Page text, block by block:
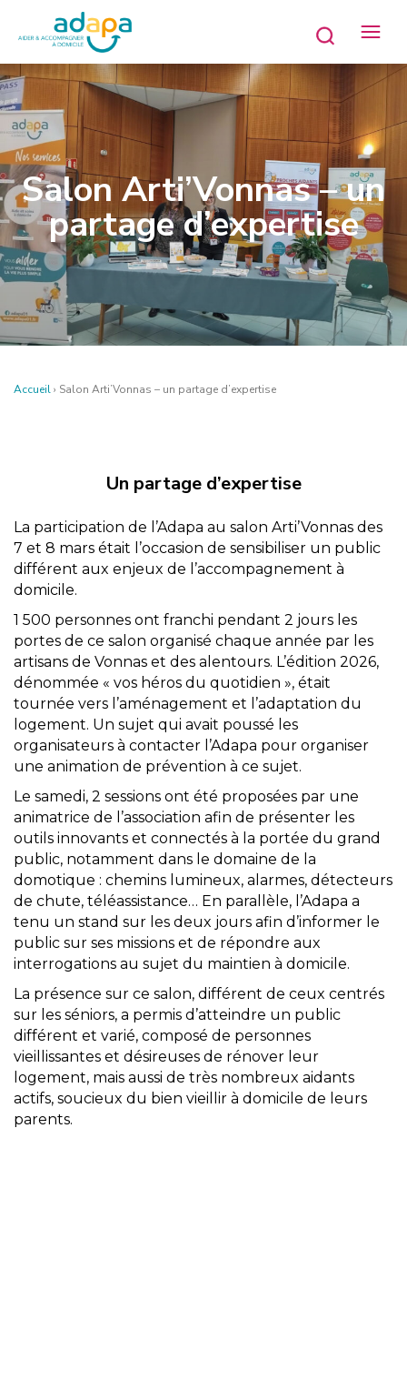
Salon Arti’Vonnas – un
partage d’expertise
Accueil› Salon Arti’Vonnas – un partage d’expertise
Un partage d’expertise
La participation de l’Adapa au salon Arti’Vonnas des
7 et 8 mars était l’occasion de sensibiliser un public
différent aux enjeux de l’accompagnement à
domicile.
1 500 personnes ont franchi pendant 2 jours les
portes de ce salon organisé chaque année par les
artisans de Vonnas et des alentours. L’édition 2026,
dénommée « vos héros du quotidien », était
tournée vers l’aménagement et l’adaptation du
logement. Un sujet qui avait poussé les
organisateurs à contacter l’Adapa pour organiser
une animation de prévention à ce sujet.
Le samedi, 2 sessions ont été proposées par une
animatrice de l’association afin de présenter les
outils innovants et connectés à la portée du grand
public, notamment dans le domaine de la
domotique : chemins lumineux, alarmes, détecteurs
de chute, téléassistance… En parallèle, l’Adapa a
tenu un stand sur les deux jours afin d’informer le
public sur ses missions et de répondre aux
interrogations au sujet du maintien à domicile.
La présence sur ce salon, différent de ceux centrés
sur les séniors, a permis d’atteindre un public
différent et varié, composé de personnes
vieillissantes et désireuses de rénover leur
logement, mais aussi de très nombreux aidants
actifs, soucieux du bien vieillir à domicile de leurs
parents.